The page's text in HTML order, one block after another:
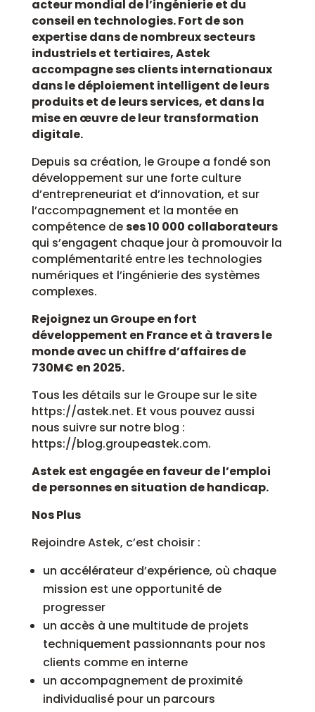
acteur mondial de l’ingénierie et du
conseil en technologies. Fort de son
expertise dans de nombreux secteurs
industriels et tertiaires, Astek
accompagne ses clients internationaux
dans le déploiement intelligent de leurs
produits et de leurs services, et dans la
mise en œuvre de leur transformation
digitale.
Depuis sa création, le Groupe a fondé son
développement sur une forte culture
d’entrepreneuriat et d’innovation, et sur
l’accompagnement et la montée en
compétence deses 10 000 collaborateurs
qui s’engagent chaque jour à promouvoir la
complémentarité entre les technologies
numériques et l’ingénierie des systèmes
complexes.
Rejoignez un Groupe en fort
développement en France et à travers le
monde avec un chiffre d’affaires de
730M€ en 2025.
Tous les détails sur le Groupe sur le site
https://astek.net. Et vous pouvez aussi
nous suivre sur notre blog :
https://blog.groupeastek.com.
Astek est engagée en faveur de l’emploi
de personnes en situation de handicap.
Nos Plus
Rejoindre Astek, c’est choisir :
un accélérateur d’expérience, où chaque
mission est une opportunité de
progresser
un accès à une multitude de projets
techniquement passionnants pour nos
clients comme en interne
un accompagnement de proximité
individualisé pour un parcours